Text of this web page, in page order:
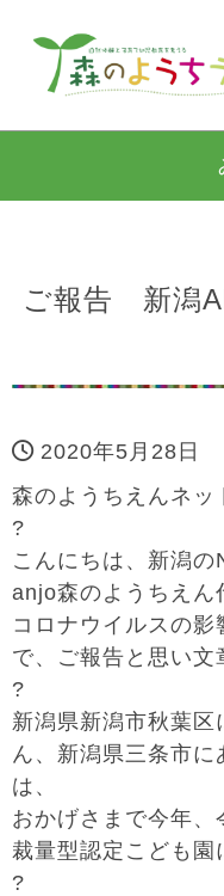
ご報告 新潟
2020年5月28日
森のようちえんネッ
?
こんにちは、新潟
anjo森のようちえん
コロナウイルスの
で、ご報告と思い文
?
新潟県新潟市秋葉区
ん、新潟県三条市
は、
おかげさまで今年
裁量型認定こども園
?